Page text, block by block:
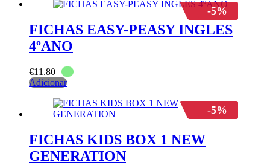
-5%
FICHAS EASY-PEASY INGLES
4ºANO
€11.80
Adicionar
-5%
FICHAS KIDS BOX 1 NEW
GENERATION